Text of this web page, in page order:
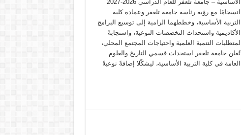
الأساسية – جامعة تلعفر للعام الدراسي 2026-2027
انسجامًا مع رؤية رئاسة جامعة تلعفر وعمادة كلية
التربية الأساسية، وخططهما الرامية إلى توسيع البرامج
الأكاديمية واستحداث التخصصات النوعية، واستجابةً
لمتطلبات التنمية العلمية واحتياجات المجتمع المحلي،
تُعلن جامعة تلعفر استحداث قسمي التاريخ والعلوم
العامة في كلية التربية الأساسية، ليشكّلا إضافةً نوعيةً